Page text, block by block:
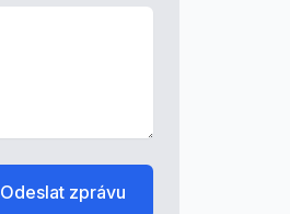
Odeslat zprávu